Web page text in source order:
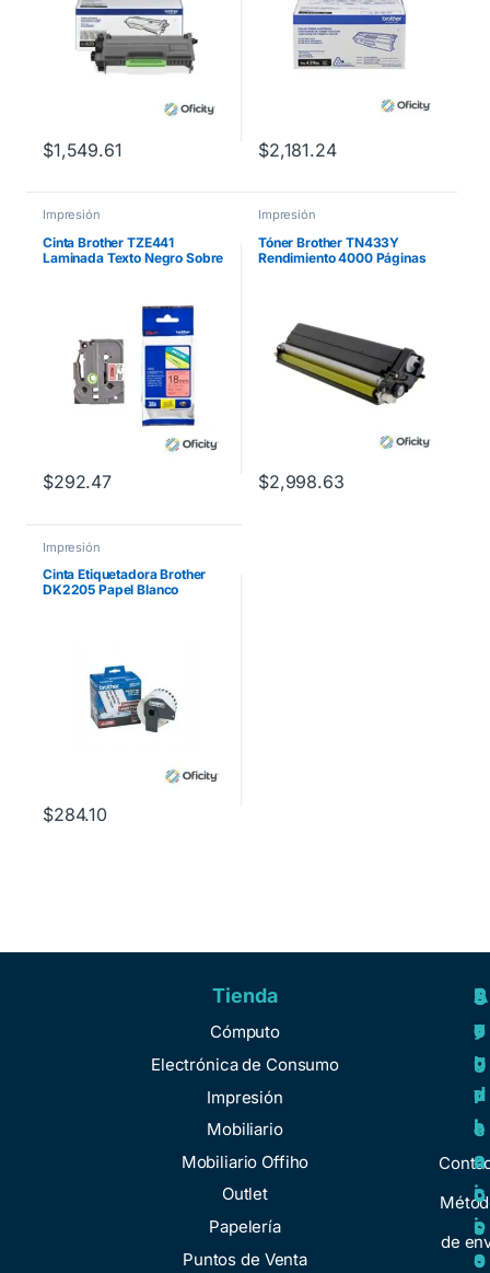
$1,549.61 $2,181.24
Impresión
Cinta Brother TZE441
Laminada Texto Negro Sobre
$292.47
Impresión
Tóner Brother TN433Y
Rendimiento 4000 Páginas
$2,998.63
Impresión
Cinta Etiquetadora Brother
DK2205 Papel Blanco
$284.10
Tienda
Cómputo
Electrónica de Consumo
Impresión
Mobiliario
Mobiliario Offiho
Outlet
Papelería
Puntos de Venta
A
y
u
d
a
de
S
o
b
r
e
n
o
s
o
R
e
g
u
l
a
c
i
o
S
e
r
v
i
c
i
o
s